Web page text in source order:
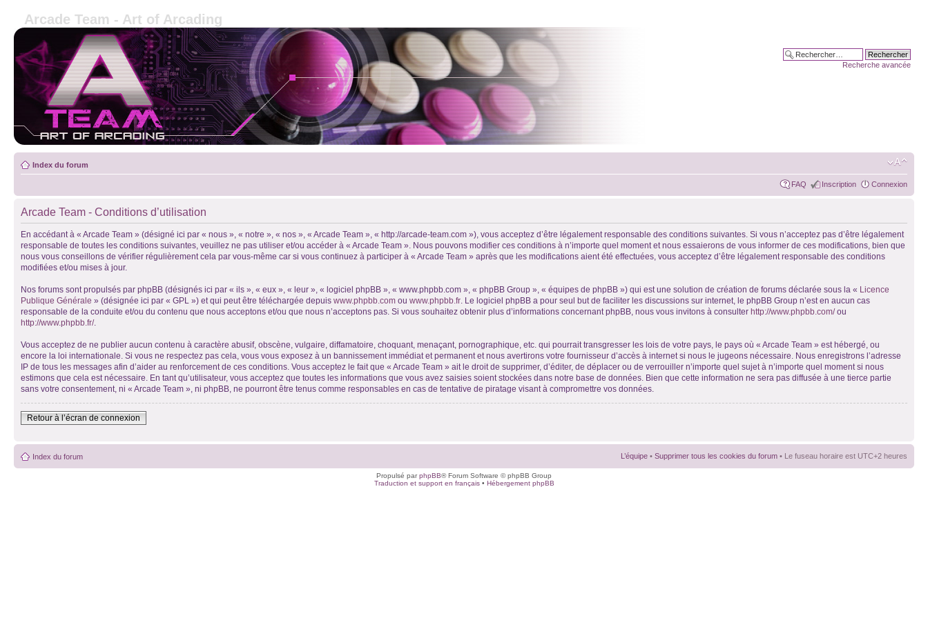
Arcade Team - Art of Arcading
Recherche avancée
Index du forum
FAQ Inscription Connexion
Arcade Team - Conditions d’utilisation
En accédant à « Arcade Team » (désigné ici par « nous », « notre », « nos », « Arcade Team », « http://arcade-team.com »), vous acceptez d’être légalement responsable des conditions suivantes. Si vous n’acceptez pas d’être légalement
responsable de toutes les conditions suivantes, veuillez ne pas utiliser et/ou accéder à « Arcade Team ». Nous pouvons modifier ces conditions à n’importe quel moment et nous essaierons de vous informer de ces modifications, bien que
nous vous conseillons de vérifier régulièrement cela par vous-même car si vous continuez à participer à « Arcade Team » après que les modifications aient été effectuées, vous acceptez d’être légalement responsable des conditions
modifiées et/ou mises à jour.
Nos forums sont propulsés par phpBB (désignés ici par « ils », « eux », « leur », « logiciel phpBB », « www.phpbb.com », « phpBB Group », « équipes de phpBB ») qui est une solution de création de forums déclarée sous la « Licence
Publique Générale » (désignée ici par « GPL ») et qui peut être téléchargée depuis www.phpbb.com ou www.phpbb.fr. Le logiciel phpBB a pour seul but de faciliter les discussions sur internet, le phpBB Group n’est en aucun cas
responsable de la conduite et/ou du contenu que nous acceptons et/ou que nous n’acceptons pas. Si vous souhaitez obtenir plus d’informations concernant phpBB, nous vous invitons à consulter http://www.phpbb.com/ou
http://www.phpbb.fr/.
Vous acceptez de ne publier aucun contenu à caractère abusif, obscène, vulgaire, diffamatoire, choquant, menaçant, pornographique, etc. qui pourrait transgresser les lois de votre pays, le pays où « Arcade Team » est hébergé, ou
encore la loi internationale. Si vous ne respectez pas cela, vous vous exposez à un bannissement immédiat et permanent et nous avertirons votre fournisseur d’accès à internet si nous le jugeons nécessaire. Nous enregistrons l’adresse
IP de tous les messages afin d’aider au renforcement de ces conditions. Vous acceptez le fait que « Arcade Team » ait le droit de supprimer, d’éditer, de déplacer ou de verrouiller n’importe quel sujet à n’importe quel moment si nous
estimons que cela est nécessaire. En tant qu’utilisateur, vous acceptez que toutes les informations que vous avez saisies soient stockées dans notre base de données. Bien que cette information ne sera pas diffusée à une tierce partie
sans votre consentement, ni « Arcade Team », ni phpBB, ne pourront être tenus comme responsables en cas de tentative de piratage visant à compromettre vos données.
Retour à l’écran de connexion
Index du forum L’équipe • Supprimer tous les cookies du forum • Le fuseau horaire est UTC+2 heures
Propulsé parphpBB® Forum Software © phpBB Group
Traduction et support en français• Hébergement phpBB